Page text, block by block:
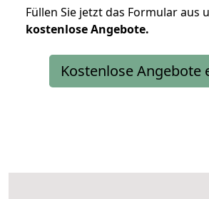
Füllen Sie jetzt das Formular aus
kostenloseAngebote.
Kostenlose Angebote